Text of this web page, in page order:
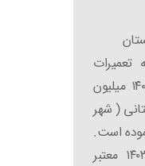
مناقصه تعمیرات
متوسط بزرگراهی (۲۸ بخش) به ارزش ۱۴۰.۶ میلیون
( شهر
نموده است.
که از تاریخ ۱۴۰۳/۰۳/۲۵ لغایت ۱۴۰۳/۰۴/۱۴ معتبر